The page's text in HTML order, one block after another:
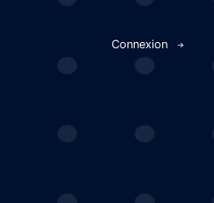
Connexion